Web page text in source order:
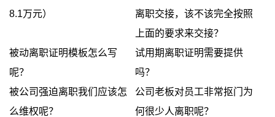
8.1万元）
离职交接，该不该完全按照
上面的要求来交接？
被动离职证明模板怎么写
呢？
试用期离职证明需要提供
吗？
被公司强迫离职我们应该怎
么维权呢？
公司老板对员工非常抠门为
何很少人离职呢？